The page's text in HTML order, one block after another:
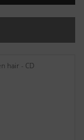
hair - CD